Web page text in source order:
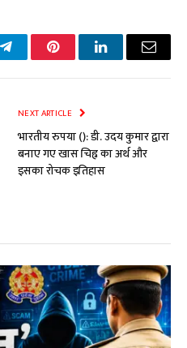
TelegramPinterestLinkedInEmail
NEXT ARTICLE
भारतीय रुपया (₹): डी. उदय कुमार द्वारा
बनाए गए खास चिह्न का अर्थ और
इसका रोचक इतिहास